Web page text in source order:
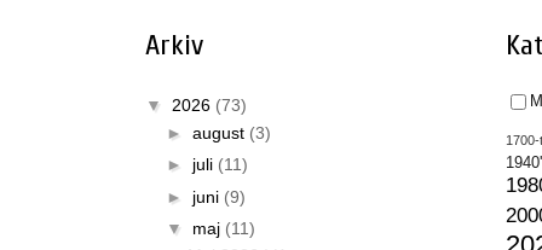
Arkiv
▼ 2026 (73)
► august (3)
► juli (11)
► juni (9)
▼ maj (11)
1700-